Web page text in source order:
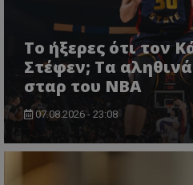
Το ήξερες ότι τον
Στέφεν; Τα
σταρ του NBA
07.08.2026 - 23:08